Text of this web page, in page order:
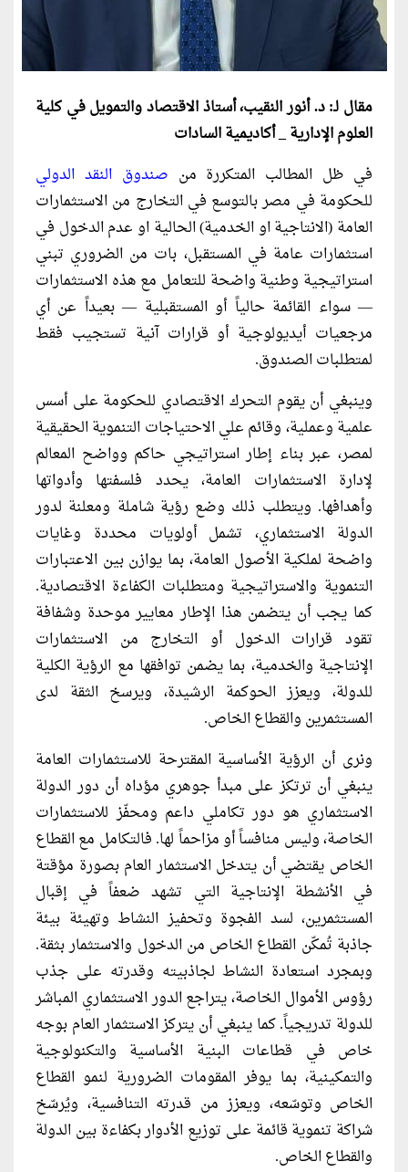
مقال لـ: د. أنور النقيب، أستاذ الاقتصاد والتمويل في كلية
العلوم الإدارية _ أكاديمية السادات
في ظل المطالب المتكررة من صندوق النقد الدولي
للحكومة في مصر بالتوسع في التخارج من الاستثمارات
العامة (الانتاجية او الخدمية) الحالية او عدم الدخول في
استثمارات عامة في المستقبل، بات من الضروري تبني
استراتيجية وطنية واضحة للتعامل مع هذه الاستثمارات
— سواء القائمة حالياً أو المستقبلية — بعيداً عن أي
مرجعيات أيديولوجية أو قرارات آنية تستجيب فقط
لمتطلبات الصندوق.
وينبغي أن يقوم التحرك الاقتصادي للحكومة على أسس
علمية وعملية، وقائم علي الاحتياجات التنموية الحقيقية
لمصر، عبر بناء إطار استراتيجي حاكم وواضح المعالم
لإدارة الاستثمارات العامة، يحدد فلسفتها وأدواتها
وأهدافها. ويتطلب ذلك وضع رؤية شاملة ومعلنة لدور
الدولة الاستثماري، تشمل أولويات محددة وغايات
واضحة لملكية الأصول العامة، بما يوازن بين الاعتبارات
التنموية والاستراتيجية ومتطلبات الكفاءة الاقتصادية.
كما يجب أن يتضمن هذا الإطار معايير موحدة وشفافة
تقود قرارات الدخول أو التخارج من الاستثمارات
الإنتاجية والخدمية، بما يضمن توافقها مع الرؤية الكلية
للدولة، ويعزز الحوكمة الرشيدة، ويرسخ الثقة لدى
المستثمرين والقطاع الخاص.
ونرى أن الرؤية الأساسية المقترحة للاستثمارات العامة
ينبغي أن ترتكز على مبدأ جوهري مؤداه أن دور الدولة
الاستثماري هو دور تكاملي داعم ومحفّز للاستثمارات
الخاصة، وليس منافساً أو مزاحماً لها. فالتكامل مع القطاع
الخاص يقتضي أن يتدخل الاستثمار العام بصورة مؤقتة
في الأنشطة الإنتاجية التي تشهد ضعفاً في إقبال
المستثمرين، لسد الفجوة وتحفيز النشاط وتهيئة بيئة
جاذبة تُمكّن القطاع الخاص من الدخول والاستثمار بثقة.
وبمجرد استعادة النشاط لجاذبيته وقدرته على جذب
رؤوس الأموال الخاصة، يتراجع الدور الاستثماري المباشر
للدولة تدريجياً. كما ينبغي أن يتركز الاستثمار العام بوجه
خاص في قطاعات البنية الأساسية والتكنولوجية
والتمكينية، بما يوفر المقومات الضرورية لنمو القطاع
الخاص وتوسّعه، ويعزز من قدرته التنافسية، ويُرسّخ
شراكة تنموية قائمة على توزيع الأدوار بكفاءة بين الدولة
والقطاع الخاص.